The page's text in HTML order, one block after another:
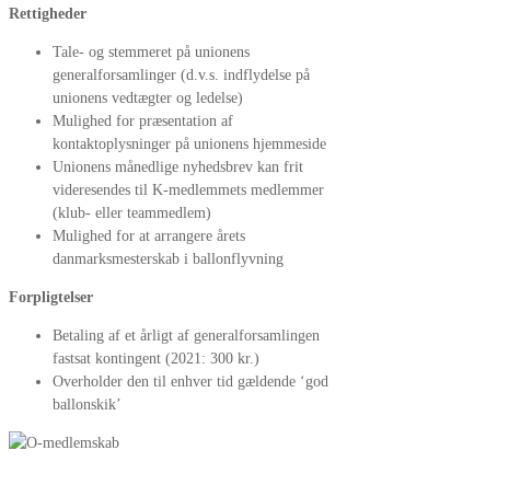
Rettigheder
Tale- og stemmeret på unionens
generalforsamlinger (d.v.s. indflydelse på
unionens vedtægter og ledelse)
Mulighed for præsentation af
kontaktoplysninger på unionens hjemmeside
Unionens månedlige nyhedsbrev kan frit
videresendes til K-medlemmets medlemmer
(klub- eller teammedlem)
Mulighed for at arrangere årets
danmarksmesterskab i ballonflyvning
Forpligtelser
Betaling af et årligt af generalforsamlingen
fastsat kontingent (2021: 300 kr.)
Overholder den til enhver tid gældende ‘god
ballonskik’